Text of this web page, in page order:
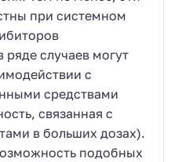
при системном
ряде случаев могут
с
средствами
связанная с
в больших дозах).
подобных